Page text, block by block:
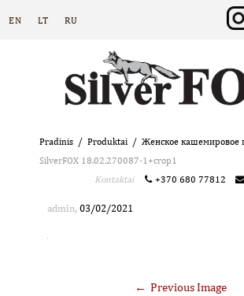
EN LT RU
Pradinis Produktai
Женское кашемировое
SilverFOX 18.02.270087-1+crop1
Kontaktai
+370 680 77812
admin, 03/02/2021
Previous Image